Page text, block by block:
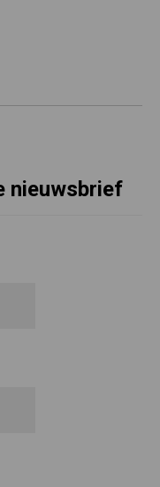
nieuwsbrief